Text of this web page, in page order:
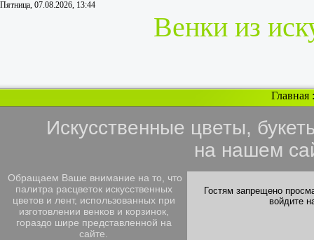
Пятница, 07.08.2026, 13:44
Венки из
Главная
Искусственные цветы,
на нашем
Обращаем Ваше внимание на то, что
палитра расцветок искусственных
цветов и лент, использованных при
изготовлении венков и корзинок,
гораздо шире представленной на
сайте.
Гостям запрещено
войдите